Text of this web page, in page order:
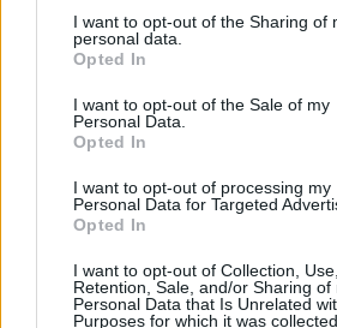
not limited to your visit or usage
grant or deny consent to Google and
use your data for below specified
consent section.
I want to opt-out of the Sharing of
personal data.
Opted In
I want to opt-out of the Sale of my
Personal Data.
Opted In
I want to opt-out of processing my
Personal Data for Targeted
Opted In
I want to opt-out of Collection, Use,
Retention, Sale, and/or Sharing of
Personal Data that Is Unrelated
Purposes for which it was collected.
ελικοπτερων) στην κύρια παραγγελία?
κόστος τώρα για να τα προσθέσουμε
δεν λογίζεται πλεονέκτημα. Αλλά το λες
δηλαδή δυνητικα μικρής
impact, πως το λενε…
χωρις ξυλα, η πισινα χωρις νερο, κτλ κτλ
Reply
lost in space(@lost-in-